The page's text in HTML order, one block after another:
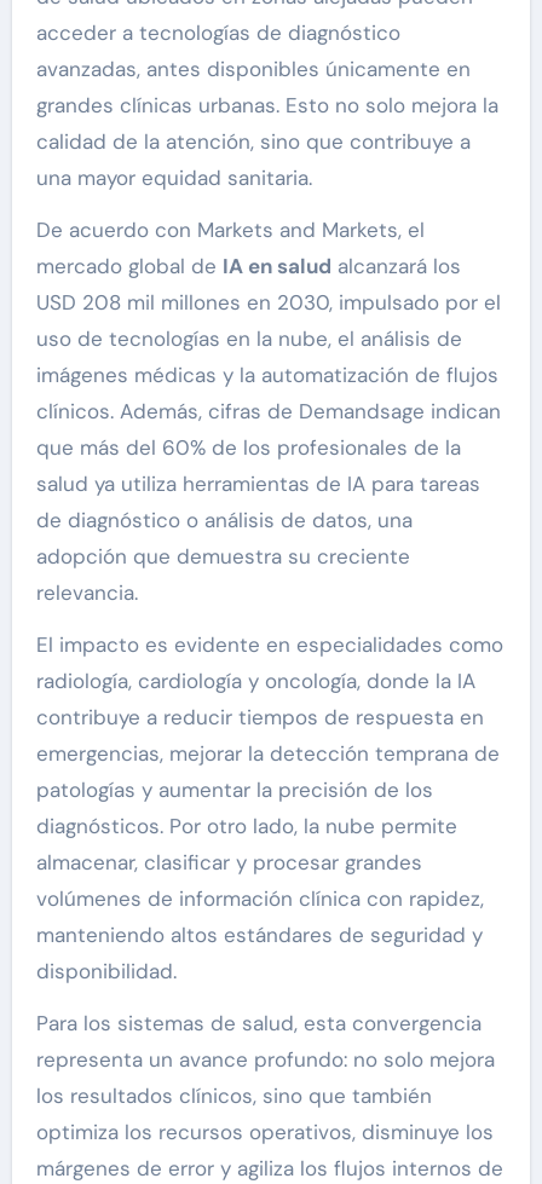
acceder a tecnologías de diagnóstico
avanzadas, antes disponibles únicamente en
grandes clínicas urbanas. Esto no solo mejora la
calidad de la atención, sino que contribuye a
una mayor equidad sanitaria.
De acuerdo con Markets and Markets, el
mercado global de IA en salud alcanzará los
USD 208 mil millones en 2030, impulsado por el
uso de tecnologías en la nube, el análisis de
imágenes médicas y la automatización de flujos
clínicos. Además, cifras de Demandsage indican
que más del 60% de los profesionales de la
salud ya utiliza herramientas de IA para tareas
de diagnóstico o análisis de datos, una
adopción que demuestra su creciente
relevancia.
El impacto es evidente en especialidades como
radiología, cardiología y oncología, donde la IA
contribuye a reducir tiempos de respuesta en
emergencias, mejorar la detección temprana de
patologías y aumentar la precisión de los
diagnósticos. Por otro lado, la nube permite
almacenar, clasificar y procesar grandes
volúmenes de información clínica con rapidez,
manteniendo altos estándares de seguridad y
disponibilidad.
Para los sistemas de salud, esta convergencia
representa un avance profundo: no solo mejora
los resultados clínicos, sino que también
optimiza los recursos operativos, disminuye los
márgenes de error y agiliza los flujos internos de